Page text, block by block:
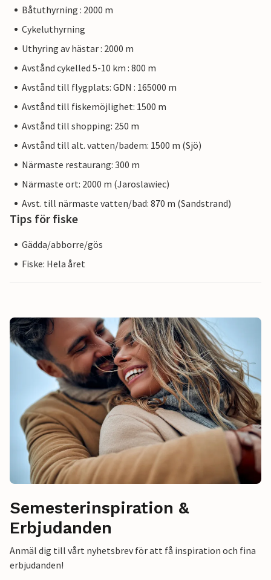
Båtuthyrning : 2000 m
Cykeluthyrning
Uthyring av hästar : 2000 m
Avstånd cykelled 5-10 km : 800 m
Avstånd till flygplats: GDN : 165000 m
Avstånd till fiskemöjlighet: 1500 m
Avstånd till shopping: 250 m
Avstånd till alt. vatten/badem: 1500 m (Sjö)
Närmaste restaurang: 300 m
Närmaste ort: 2000 m (Jaroslawiec)
Avst. till närmaste vatten/bad: 870 m (Sandstrand)
Tips för fiske
Gädda/abborre/gös
Fiske: Hela året
Semesterinspiration &
Erbjudanden
Anmäl dig till vårt nyhetsbrev för att få inspiration och fina
erbjudanden!